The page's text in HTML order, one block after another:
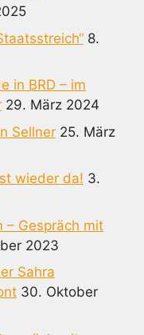
8.
in BRD – im
29. März 2024
Sellner 25. März
wieder da! 3.
– Gespräch mit
2023
Sahra
30. Oktober